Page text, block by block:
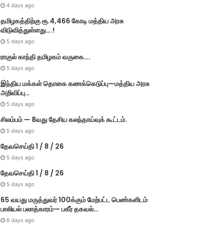
4 days ago
தமிழகத்திற்கு ரூ.4,466 கோடி மத்திய அரசு
விடுவித்துள்ளது….!
5 days ago
ராகுல் காந்தி தமிழகம் வருகை….
5 days ago
இந்திய மக்கள் தொகை கணக்கெடுப்பு—மத்திய அரசு
அறிவிப்பு…
5 days ago
சிலம்பம் — 8வது தேசிய கலந்தாய்வுக் கூட்டம்.
5 days ago
தேவசெய்தி 1 / 8 / 26
5 days ago
தேவசெய்தி 1 / 8 / 26
5 days ago
65 வயது மருத்துவர் 100க்கும் மேற்பட்ட பெண்களிடம்
பாலியல் பலாத்காரம்— பகீர் தகவல்…
6 days ago